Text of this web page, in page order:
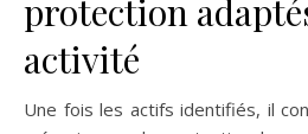
protection
activité
Une fois les actifs identifiés, il